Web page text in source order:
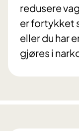
redusere
er fortykket
eller du har
gjøres i